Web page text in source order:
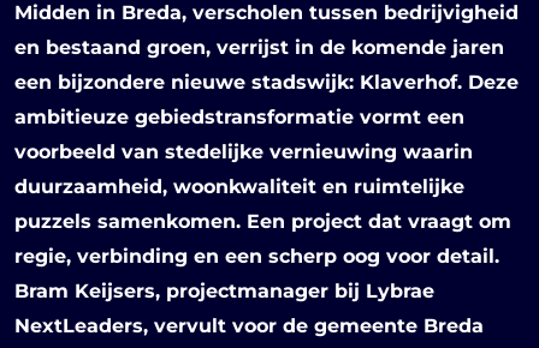
Midden in Breda, verscholen tussen bedrijvigheid
en bestaand groen, verrijst in de komende jaren
een bijzondere nieuwe stadswijk: Klaverhof. Deze
ambitieuze gebiedstransformatie vormt een
voorbeeld van stedelijke vernieuwing waarin
duurzaamheid, woonkwaliteit en ruimtelijke
puzzels samenkomen. Een project dat vraagt om
regie, verbinding en een scherp oog voor detail.
Bram Keijsers, projectmanager bij Lybrae
NextLeaders, vervult voor de gemeente Breda